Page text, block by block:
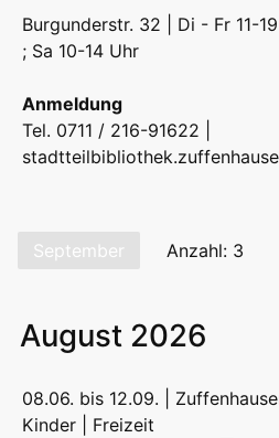
Burgunderstr. 32 | Di - Fr 11-
; Sa 10-14 Uhr
Anmeldung
Tel. 0711 / 216-91622 |
September Anzahl: 3
August 2026
08.06. bis 12.09. |
Kinder | Freizeit